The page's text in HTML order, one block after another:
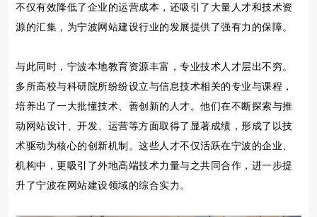
不仅有效降低了企业的运营成本，还吸引了大量人才和技术资
源的汇集，为宁波网站建设行业的发展提供了强有力的保障。
与此同时，宁波本地教育资源丰富，专业技术人才层出不穷。
多所高校与科研院所纷纷设立与信息技术相关的专业与课程，
培养出了一大批懂技术、善创新的人才。他们在不断探索与推
动网站设计、开发、运营等方面取得了显著成绩，形成了以技
术驱动为核心的创新机制。这些人才不仅活跃在宁波的企业、
机构中，更吸引了外地高端技术力量与之共同合作，进一步提
升了宁波在网站建设领域的综合实力。